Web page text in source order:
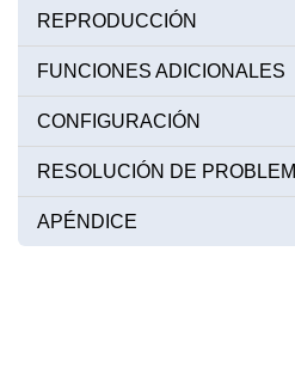
REPRODUCCIÓN
FUNCIONES ADICIONALES
CONFIGURACIÓN
RESOLUCIÓN DE
APÉNDICE